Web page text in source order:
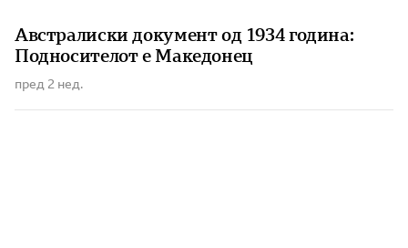
Австралиски документ од 1934 година:
Подносителот е Македонец
пред 2 нед.